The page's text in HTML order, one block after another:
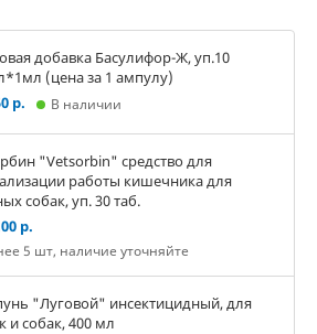
добавка Басулифор-Ж, уп.10
(цена за 1 ампулу)
р.
В наличии
"Vetsorbin" средство для
работы кишечника для
собак, уп. 30 таб.
р.
5 шт, наличие уточняйте
"Луговой" инсектицидный, для
и собак, 400 мл